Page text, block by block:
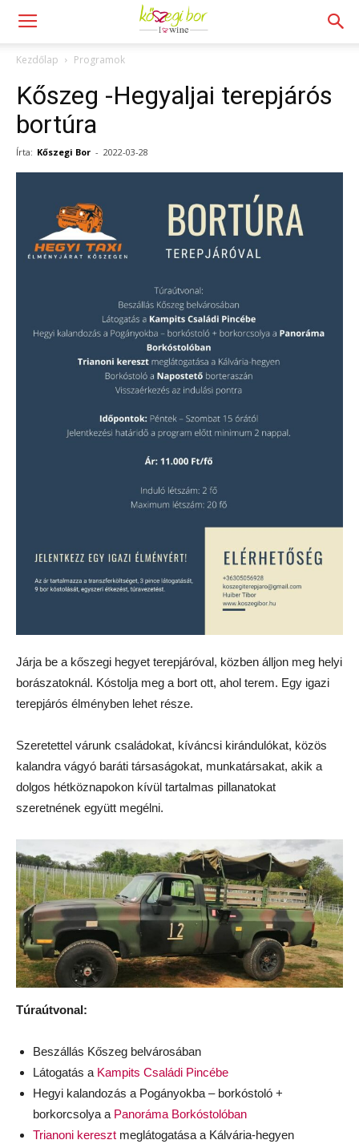
Kezdőlap Programok
Kőszeg -Hegyaljai terepjárós
bortúra
Írta: Kőszegi Bor - 2022-03-28
Járja be a kőszegi hegyet terepjáróval, közben álljon meg helyi
borászatoknál. Kóstolja meg a bort ott, ahol terem. Egy igazi
terepjárós élményben lehet része.
Szeretettel várunk családokat, kíváncsi kirándulókat, közös
kalandra vágyó baráti társaságokat, munkatársakat, akik a
dolgos hétköznapokon kívül tartalmas pillanatokat
szeretnének együtt megélni.
Túraútvonal:
Beszállás Kőszeg belvárosában
Látogatás a Kampits Családi Pincébe
Hegyi kalandozás a Pogányokba – borkóstoló +
borkorcsolya a Panoráma Borkóstolóban
Trianoni kereszt meglátogatása a Kálvária-hegyen